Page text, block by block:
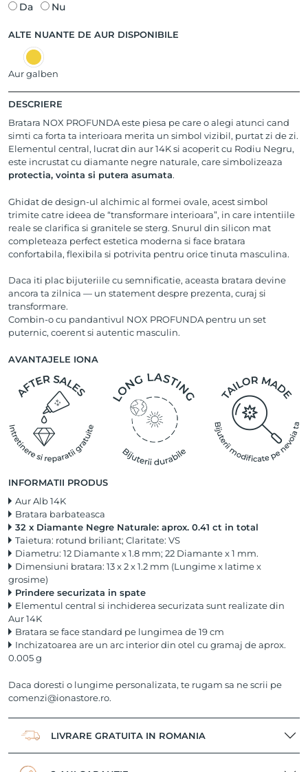
Da Nu
ALTE NUANTE DE AUR DISPONIBILE
Aur galben
DESCRIERE
Bratara NOX PROFUNDA este piesa pe care o alegi atunci cand
simti ca forta ta interioara merita un simbol vizibil, purtat zi de zi.
Elementul central, lucrat din aur 14K si acoperit cu Rodiu Negru,
este incrustat cu diamante negre naturale, care simbolizeaza
protectia, vointa si putera asumata.
Ghidat de design-ul alchimic al formei ovale, acest simbol
trimite catre ideea de “transformare interioara”, in care intentiile
reale se clarifica si granitele se sterg. Snurul din silicon mat
completeaza perfect estetica moderna si face bratara
confortabila, flexibila si potrivita pentru orice tinuta masculina.
Daca iti plac bijuteriile cu semnificatie, aceasta bratara devine
ancora ta zilnica — un statement despre prezenta, curaj si
transformare.
Combin-o cu pandantivul NOX PROFUNDA pentru un set
puternic, coerent si autentic masculin.
AVANTAJELE IONA
INFORMATII PRODUS
Aur Alb 14K
Bratara barbateasca
32 x Diamante Negre Naturale: aprox. 0.41 ct in total
Taietura: rotund briliant; Claritate: VS
Diametru: 12 Diamante x 1.8 mm; 22 Diamante x 1 mm.
Dimensiuni bratara: 13 x 2 x 1.2 mm (Lungime x latime x
grosime)
Prindere securizata in spate
Elementul central si inchiderea securizata sunt realizate din
Aur 14K
Bratara se face standard pe lungimea de 19 cm
Inchizatoarea are un arc interior din otel cu gramaj de aprox.
0.005 g
Daca doresti o lungime personalizata, te rugam sa ne scrii pe
comenzi@ionastore.ro.
LIVRARE GRATUITA IN ROMANIA